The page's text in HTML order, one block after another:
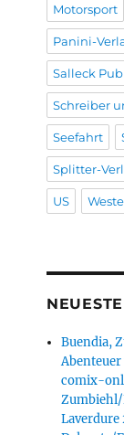
Motorsport
Panini-
Salleck
Schreiber
Seefahrt
Splitter-
US
Buendia,
comix-
Laverdure